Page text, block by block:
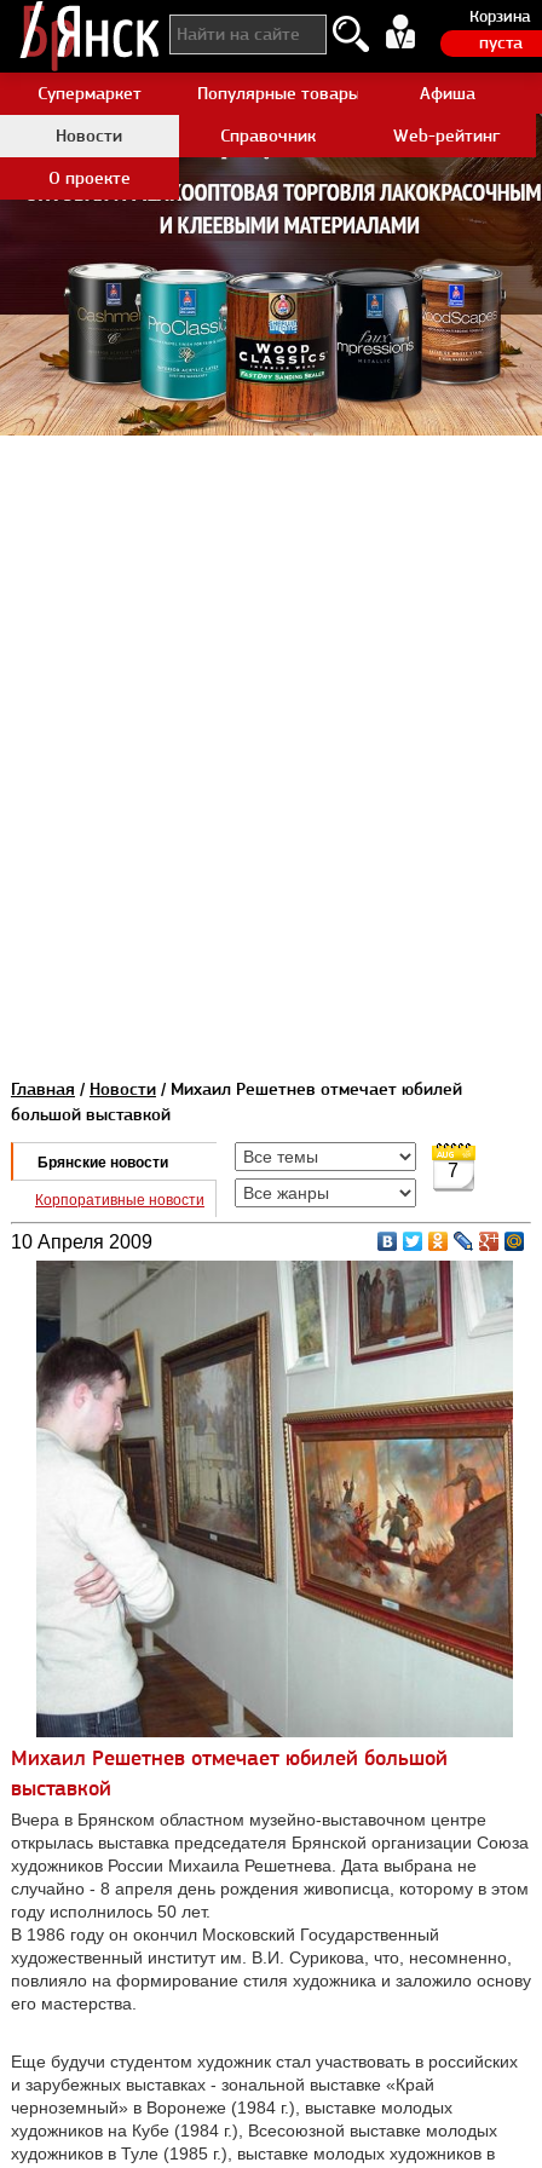
Корзина
пуста
Супермаркет Популярные товары AliexpressАфиша
Новости
Справочник
Web-рейтинг
О проекте
Главная / Новости/ Михаил Решетнев отмечает юбилей
большой выставкой
Брянские новости
Корпоративные новости
7
10 Апреля 2009
Михаил Решетнев отмечает юбилей большой
выставкой
Вчера в Брянском областном музейно-выставочном центре
открылась выставка председателя Брянской организации Союза
художников России Михаила Решетнева. Дата выбрана не
случайно - 8 апреля день рождения живописца, которому в этом
году исполнилось 50 лет.
В 1986 году он окончил Московский Государственный
художественный институт им. В.И. Сурикова, что, несомненно,
повлияло на формирование стиля художника и заложило основу
его мастерства.
Еще будучи студентом художник стал участвовать в российских
и зарубежных выставках - зональной выставке «Край
черноземный» в Воронеже (1984 г.), выставке молодых
художников на Кубе (1984 г.), Всесоюзной выставке молодых
художников в Туле (1985 г.), выставке молодых художников в